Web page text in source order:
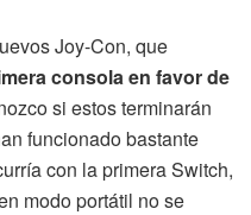
Joy-Con, que
consola en favor de
si estos terminarán
funcionado bastante
con la primera Switch,
modo portátil no se